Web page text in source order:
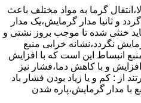
گرما به مواد مختلف باعث
و ثانیا مدار گرمایش،یک مدار
خنثی شده تا موجب بروز نشتی و
نگردد،نشانه خرابی منبع
انبساط این است که با افزایش
و با کاهش دما،فشار نیز
از : کم و یا زیاد بودن فشار باد
با مدار گرمایش،پاره شدن